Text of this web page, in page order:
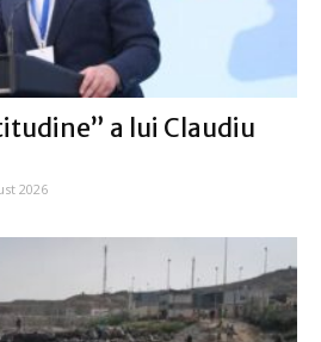
a lui Claudiu
2026